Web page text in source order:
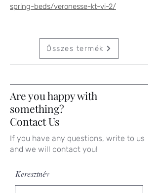
spring-beds/veronesse-kt-vi-2/
Összes termék
Are you happy with
something?
Contact Us
If you have any questions, write to us
and we will contact you!
Keresztnév